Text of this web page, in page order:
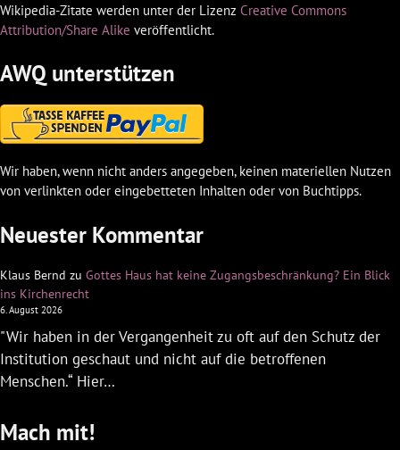
Wikipedia-Zitate werden unter der Lizenz Creative Commons
Attribution/Share Alike veröffentlicht.
AWQ unterstützen
Wir haben, wenn nicht anders angegeben, keinen materiellen Nutzen
von verlinkten oder eingebetteten Inhalten oder von Buchtipps.
Neuester Kommentar
Klaus Bernd zu Gottes Haus hat keine Zugangsbeschränkung? Ein Blick
ins Kirchenrecht
6. August 2026
"Wir haben in der Vergangenheit zu oft auf den Schutz der
Institution geschaut und nicht auf die betroffenen
Menschen.“ Hier…
Mach mit!